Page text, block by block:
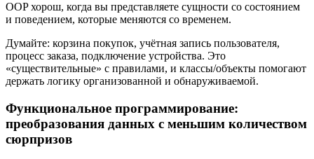
OOP хорош, когда вы представляете сущности со состоянием
и поведением, которые меняются со временем.
Думайте: корзина покупок, учётная запись пользователя,
процесс заказа, подключение устройства. Это
«существительные» с правилами, и классы/объекты помогают
держать логику организованной и обнаруживаемой.
Функциональное программирование:
преобразования данных с меньшим количеством
сюрпризов